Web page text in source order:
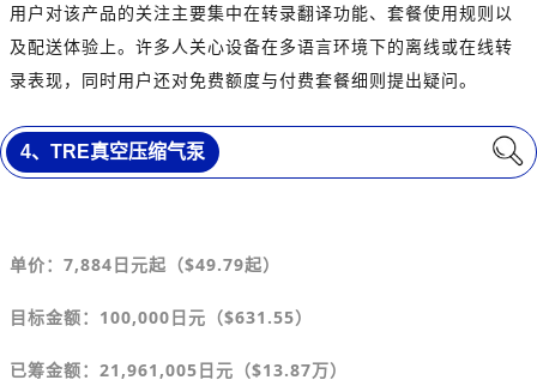
用户对该产品的关注主要集中在转录翻译功能、套餐使用规则以
及配送体验上。许多人关心设备在多语言环境下的离线或在线转
录表现，同时用户还对免费额度与付费套餐细则提出疑问。
4、 TRE真空压缩气泵
单价：7,884日元起（$49.79起）
目标金额： 100,000日元（$631.55）
已筹金额：21,961,005日元（$13.87万）